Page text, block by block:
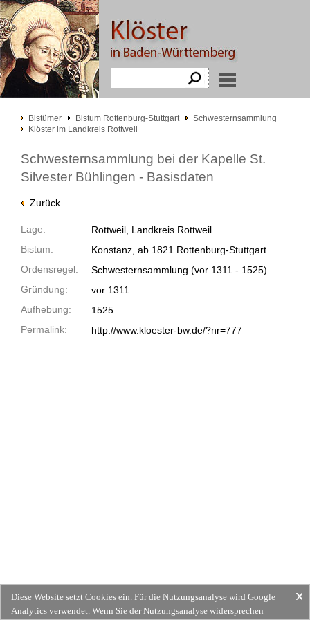
Bistümer Bistum Rottenburg-Stuttgart
Schwesternsammlung
Klöster im Landkreis Rottweil
Schwesternsammlung bei der Kapelle St.
Silvester Bühlingen - Basisdaten
Zurück
Lage:
Rottweil, Landkreis Rottweil
Bistum:
Konstanz, ab 1821 Rottenburg-Stuttgart
Ordensregel:
Schwesternsammlung (vor 1311 - 1525)
Gründung:
vor 1311
Aufhebung:
1525
Permalink:
http://www.kloester-bw.de/?nr=777
Diese Website setzt Cookies ein. Für die Nutzungsanalyse wird Google
Analytics verwendet. Wenn Sie der Nutzungsanalyse widersprechen